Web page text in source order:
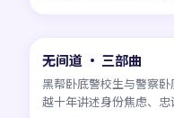
HK
无间道 · 三部曲
黑帮卧底警校生与警察
越十年讲述身份焦虑、忠